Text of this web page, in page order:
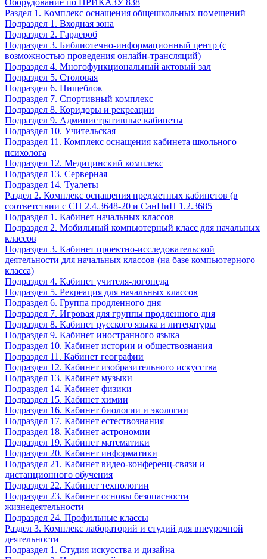
Оборудование по ПРИКАЗУ 838
Раздел 1. Комплекс оснащения общешкольных помещений
Подраздел 1. Входная зона
Подраздел 2. Гардероб
Подраздел 3. Библиотечно-информационный центр (с
возможностью проведения онлайн-трансляций)
Подраздел 4. Многофункциональный актовый зал
Подраздел 5. Столовая
Подраздел 6. Пищеблок
Подраздел 7. Спортивный комплекс
Подраздел 8. Коридоры и рекреации
Подраздел 9. Административные кабинеты
Подраздел 10. Учительская
Подраздел 11. Комплекс оснащения кабинета школьного
психолога
Подраздел 12. Медицинский комплекс
Подраздел 13. Серверная
Подраздел 14. Туалеты
Раздел 2. Комплекс оснащения предметных кабинетов (в
соответствии с СП 2.4.3648-20 и СанПиН 1.2.3685
Подраздел 1. Кабинет начальных классов
Подраздел 2. Мобильный компьютерный класс для начальных
классов
Подраздел 3. Кабинет проектно-исследовательской
деятельности для начальных классов (на базе компьютерного
класса)
Подраздел 4. Кабинет учителя-логопеда
Подраздел 5. Рекреация для начальных классов
Подраздел 6. Группа продленного дня
Подраздел 7. Игровая для группы продленного дня
Подраздел 8. Кабинет русского языка и литературы
Подраздел 9. Кабинет иностранного языка
Подраздел 10. Кабинет истории и обществознания
Подраздел 11. Кабинет географии
Подраздел 12. Кабинет изобразительного искусства
Подраздел 13. Кабинет музыки
Подраздел 14. Кабинет физики
Подраздел 15. Кабинет химии
Подраздел 16. Кабинет биологии и экологии
Подраздел 17. Кабинет естествознания
Подраздел 18. Кабинет астрономии
Подраздел 19. Кабинет математики
Подраздел 20. Кабинет информатики
Подраздел 21. Кабинет видео-конференц-связи и
дистанционного обучения
Подраздел 22. Кабинет технологии
Подраздел 23. Кабинет основы безопасности
жизнедеятельности
Подраздел 24. Профильные классы
Раздел 3. Комплекс лабораторий и студий для внеурочной
деятельности
Подраздел 1. Студия искусства и дизайна